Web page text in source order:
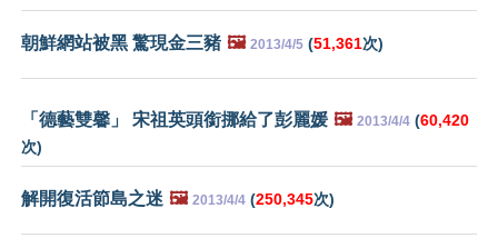
朝鮮網站被黑 驚現金三豬 🖼️ 2013/4/5 (51,361次)
「德藝雙馨」 宋祖英頭銜挪給了彭麗媛 🖼️ 2013/4/4 (60,420
次)
解開復活節島之迷 🖼️ 2013/4/4 (250,345次)